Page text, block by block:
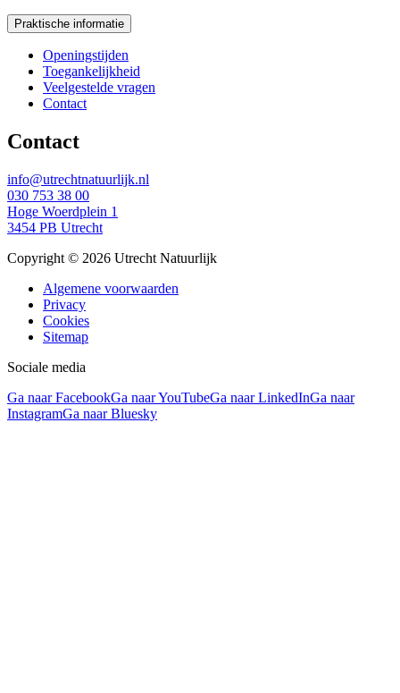
Praktische informatie
Openingstijden
Toegankelijkheid
Veelgestelde vragen
Contact
Contact
info@utrechtnatuurlijk.nl
030 753 38 00
Hoge Woerdplein 1
3454 PB Utrecht
Copyright © 2026 Utrecht Natuurlijk
Algemene voorwaarden
Privacy
Cookies
Sitemap
Sociale media
Ga naar FacebookGa naar YouTubeGa naar LinkedInGa naar
InstagramGa naar Bluesky